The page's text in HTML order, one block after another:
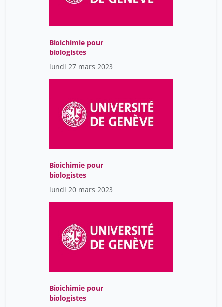
Bioichimie pour
biologistes
lundi 27 mars 2023
Bioichimie pour
biologistes
lundi 20 mars 2023
Bioichimie pour
biologistes